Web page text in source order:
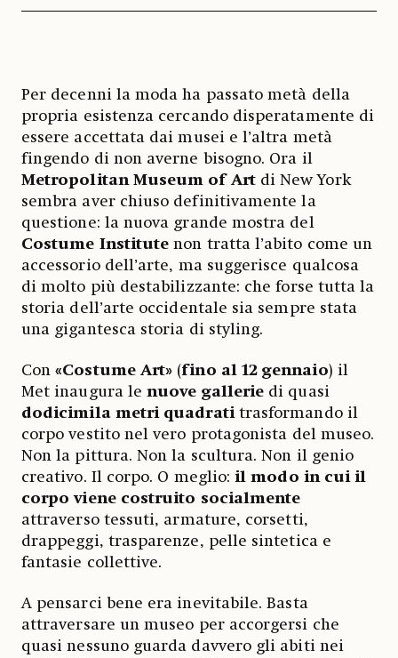
Per decenni la moda ha passato metà della
propria esistenza cercando disperatamente di
essere accettata dai musei e l’altra metà
fingendo di non averne bisogno. Ora il
Metropolitan Museum of Artdi New York
sembra aver chiuso definitivamente la
questione: la nuova grande mostra del
Costume Institutenon tratta l’abito come un
accessorio dell’arte, ma suggerisce qualcosa
di molto più destabilizzante: che forse tutta la
storia dell’arte occidentale sia sempre stata
una gigantesca storia di styling.
Con«Costume Art» (fino al 12 gennaio) il
Met inaugura lenuove gallerie di quasi
dodicimila metri quadratitrasformando il
corpo vestito nel vero protagonista del museo.
Non la pittura. Non la scultura. Non il genio
creativo. Il corpo. O meglio: il modo in cui il
corpo viene costruito socialmente
attraverso tessuti, armature, corsetti,
drappeggi, trasparenze, pelle sintetica e
fantasie collettive.
A pensarci bene era inevitabile. Basta
attraversare un museo per accorgersi che
quasi nessuno guarda davvero gli abiti nei